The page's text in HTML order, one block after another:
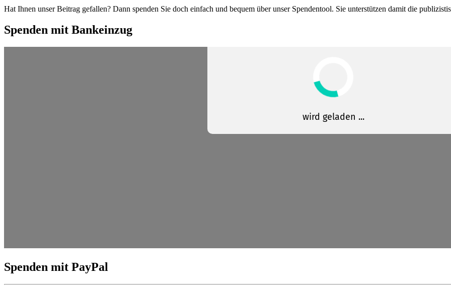
Hat Ihnen unser Beitrag gefallen? Dann spenden Sie doch einfach und bequem über unser Spendentool. Sie unter­stützen damit die
Spenden mit Bankeinzug
Spenden mit PayPal